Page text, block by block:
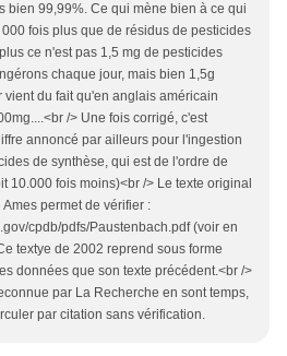
bien 99,99%. Ce qui mène bien à ce qui
fois plus que de résidus de pesticides
ce n'est pas 1,5 mg de pesticides
chaque jour, mais bien 1,5g
vient du fait qu'en anglais américain
/> Une fois corrigé, c'est
annoncé par ailleurs pour l'ingestion
de synthèse, qui est de l'ordre de
10.000 fois moins)<br /> Le texte original
permet de vérifier :
cpdb/pdfs/Paustenbach.pdf (voir en
textye de 2002 reprend sous forme
données que son texte précédent.<br />
par La Recherche en sont temps,
par citation sans vérification.